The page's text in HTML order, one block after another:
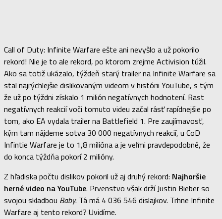
Call of Duty: Infinite Warfare ešte ani nevyšlo a už pokorilo
rekord! Nie je to ale rekord, po ktorom zrejme Activision túžil.
Ako sa totiž ukázalo, týždeň starý trailer na Infinite Warfare sa
stal najrýchlejšie dislikovaným videom v histórii YouTube, s tým
že už po týždni získalo 1 milión negatívnych hodnotení. Rast
negatívnych reakcií voči tomuto videu začal rásť rapídnejšie po
tom, ako EA vydala trailer na Battlefield 1. Pre zaujímavosť,
kým tam nájdeme sotva 30 000 negatívnych reakcií, u CoD
Infintie Warfare je to 1,8 milióna a je veľmi pravdepodobné, že
do konca týždňa pokorí 2 milióny.
Z hľadiska počtu dislikov pokoril už aj druhý rekord: Najhoršie
herné video na YouTube. Prvenstvo však drží Justin Bieber so
svojou skladbou Baby. Tá má 4 036 546 dislajkov. Trhne Infinite
Warfare aj tento rekord? Uvidíme.